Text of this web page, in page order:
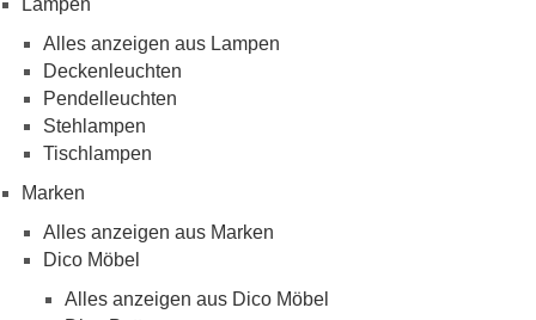
Alles anzeigen aus Lampen
Deckenleuchten
Pendelleuchten
Stehlampen
Tischlampen
Marken
Alles anzeigen aus Marken
Dico Möbel
Alles anzeigen aus Dico Möbel